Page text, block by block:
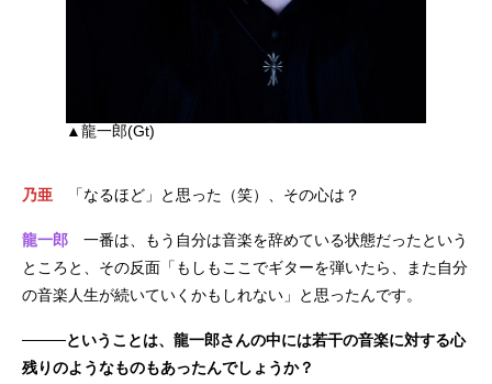
▲龍一郎(Gt)
乃亜 「なるほど」と思った（笑）、その心は？
龍一郎 一番は、もう自分は音楽を辞めている状態だったという
ところと、その反面「もしもここでギターを弾いたら、また自分
の音楽人生が続いていくかもしれない」と思ったんです。
────ということは、龍一郎さんの中には若干の音楽に対する心
残りのようなものもあったんでしょうか？